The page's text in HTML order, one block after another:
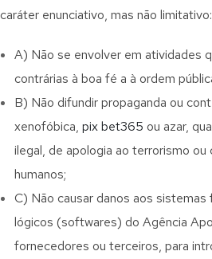
caráter enunciativo, mas não limitativo:
A) Não se envolver em atividades
contrárias à boa fé a à ordem
B) Não difundir propaganda ou
xenofóbica, pix bet365 ou azar,
ilegal, de apologia ao terrorismo
humanos;
C) Não causar danos aos
lógicos (softwares) do Agência
fornecedores ou terceiros, para